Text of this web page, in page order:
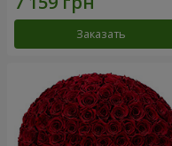
Заказать